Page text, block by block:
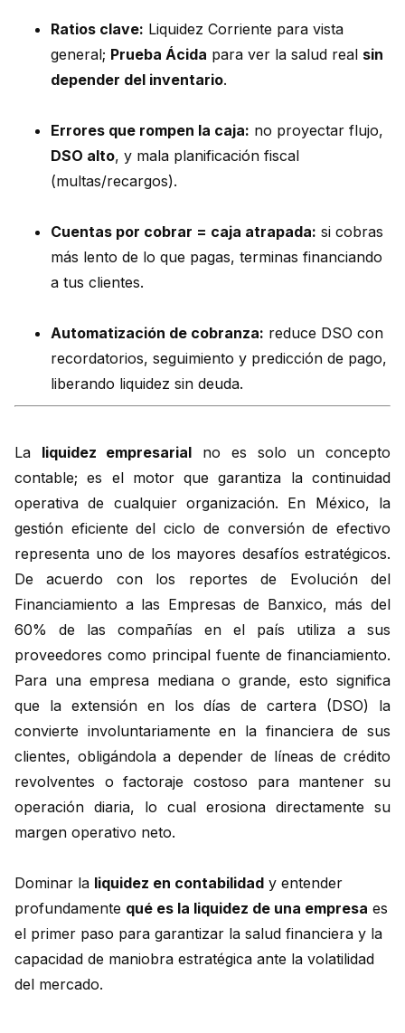
Ratios clave: Liquidez Corriente para vista
general; Prueba Ácida para ver la salud real sin
depender del inventario.
Errores que rompen la caja: no proyectar flujo,
DSO alto, y mala planificación fiscal
(multas/recargos).
Cuentas por cobrar = caja atrapada: si cobras
más lento de lo que pagas, terminas financiando
a tus clientes.
Automatización de cobranza: reduce DSO con
recordatorios, seguimiento y predicción de pago,
liberando liquidez sin deuda.
La liquidez empresarial no es solo un concepto
contable; es el motor que garantiza la continuidad
operativa de cualquier organización. En México, la
gestión eficiente del ciclo de conversión de efectivo
representa uno de los mayores desafíos estratégicos.
De acuerdo con los reportes de Evolución del
Financiamiento a las Empresas de Banxico, más del
60% de las compañías en el país utiliza a sus
proveedores como principal fuente de financiamiento.
Para una empresa mediana o grande, esto significa
que la extensión en los días de cartera (DSO) la
convierte involuntariamente en la financiera de sus
clientes, obligándola a depender de líneas de crédito
revolventes o factoraje costoso para mantener su
operación diaria, lo cual erosiona directamente su
margen operativo neto.
Dominar la liquidez en contabilidad y entender
profundamente qué es la liquidez de una empresa es
el primer paso para garantizar la salud financiera y la
capacidad de maniobra estratégica ante la volatilidad
del mercado.